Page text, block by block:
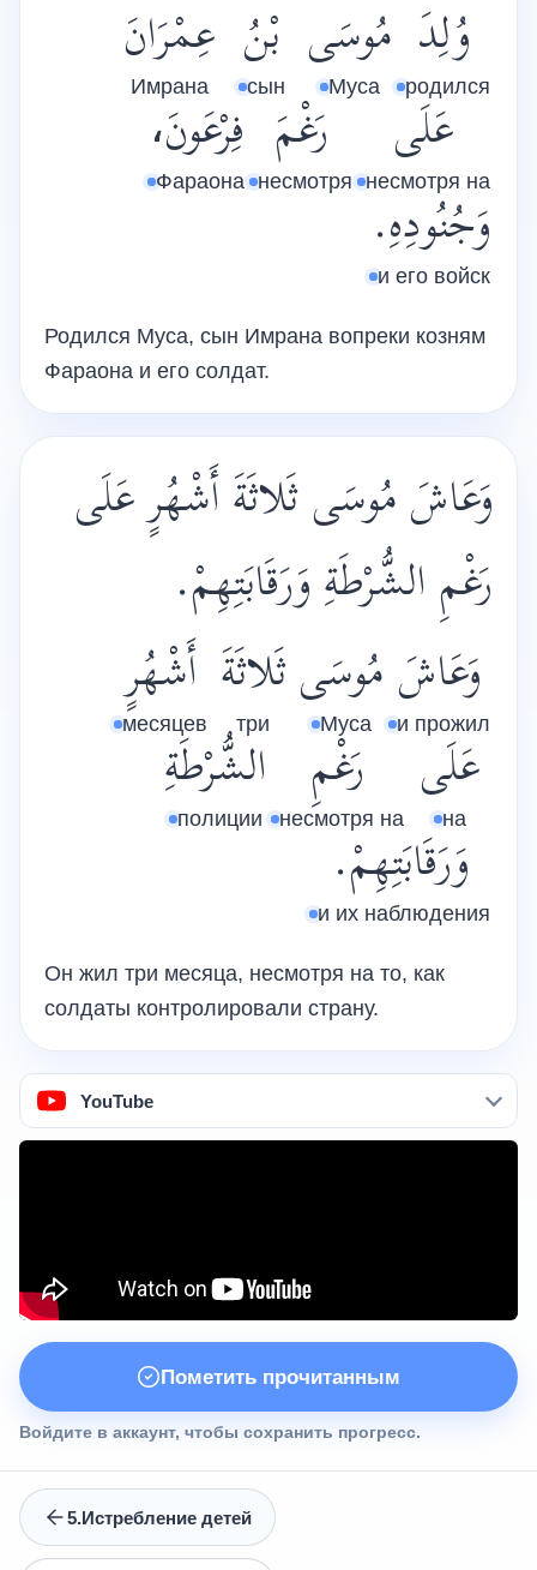
وُلِدَ
родился
مُوسَى
Муса
بْنُ
сын
عِمْرَانَ
Имрана
عَلَى
несмотря на
رَغْمَ
несмотря
فِرْعَونَ،
Фараона
وَجُنُودِهِ.
и его войск
Родился Муса, сын Имрана вопреки козням
Фараона и его солдат.
وَعَاشَ مُوسَى ثَلاثَةَ أَشْهُرٍ عَلَى
رَغْمِ الشُّرْطَةِ وَرَقَابَتِهِمْ.
وَعَاشَ
и прожил
مُوسَى
Муса
ثَلاثَةَ
три
أَشْهُرٍ
месяцев
عَلَى
на
رَغْمِ
несмотря на
الشُّرْطَةِ
полиции
وَرَقَابَتِهِمْ.
и их наблюдения
Он жил три месяца, несмотря на то, как
солдаты контролировали страну.
YouTube
Пометить прочитанным
Войдите в аккаунт, чтобы сохранить прогресс.
5.Истребление детей